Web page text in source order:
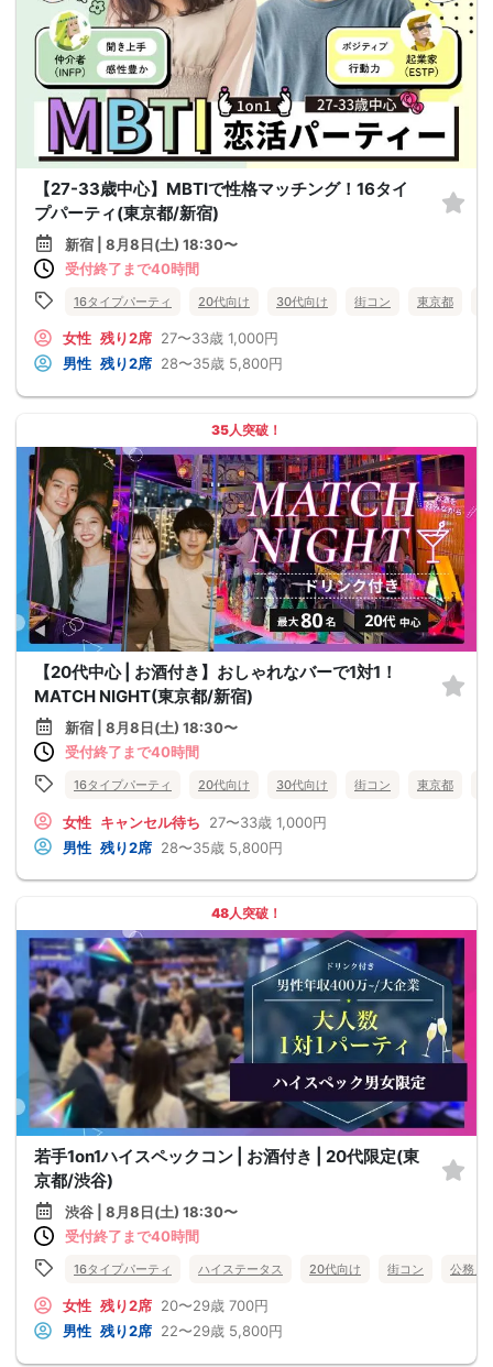
【27-33歳中心】MBTIで性格マッチング！16タイ
プパーティ(東京都/新宿)
新宿 | 8月8日(土) 18:30〜
受付終了まで40時間
16タイプパーティ 20代向け 30代向け 街コン 東京都
女性 残り2席 27〜33歳 1,000円
男性 残り2席 28〜35歳 5,800円
35人突破！
【20代中心 | お酒付き】おしゃれなバーで1対1！
MATCH NIGHT(東京都/新宿)
新宿 | 8月8日(土) 18:30〜
受付終了まで40時間
16タイプパーティ 20代向け 30代向け 街コン 東京都
女性 キャンセル待ち 27〜33歳 1,000円
男性 残り2席 28〜35歳 5,800円
48人突破！
若手1on1ハイスペックコン | お酒付き | 20代限定(東
京都/渋谷)
渋谷 | 8月8日(土) 18:30〜
受付終了まで40時間
16タイプパーティ ハイステータス 20代向け 街コン 公務員
女性 残り2席 20〜29歳 700円
男性 残り2席 22〜29歳 5,800円